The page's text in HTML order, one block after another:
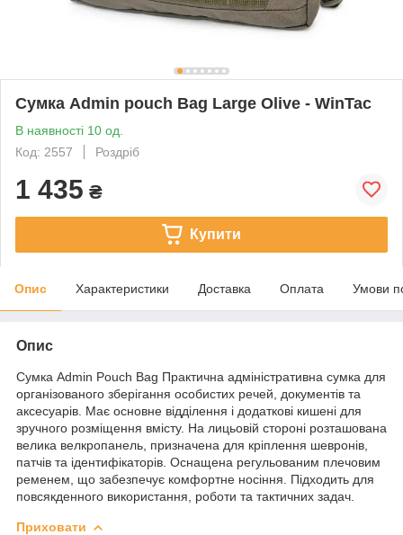
Сумка Admin pouch Bag Large Olive - WinTac
В наявності 10 од.
Код: 2557
Роздріб
1 435 ₴
Купити
Опис Характеристики Доставка Оплата Умови
Опис
Сумка Admin Pouch Bag Практична адміністративна сумка для
організованого зберігання особистих речей, документів та
аксесуарів. Має основне відділення і додаткові кишені для
зручного розміщення вмісту. На лицьовій стороні розташована
велика велкропанель, призначена для кріплення шевронів,
патчів та ідентифікаторів. Оснащена регульованим плечовим
ременем, що забезпечує комфортне носіння. Підходить для
повсякденного використання, роботи та тактичних задач.
Приховати